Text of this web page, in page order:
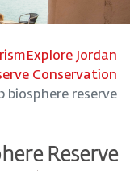
Explore Jordan
Conservation
biosphere reserve
Reserve